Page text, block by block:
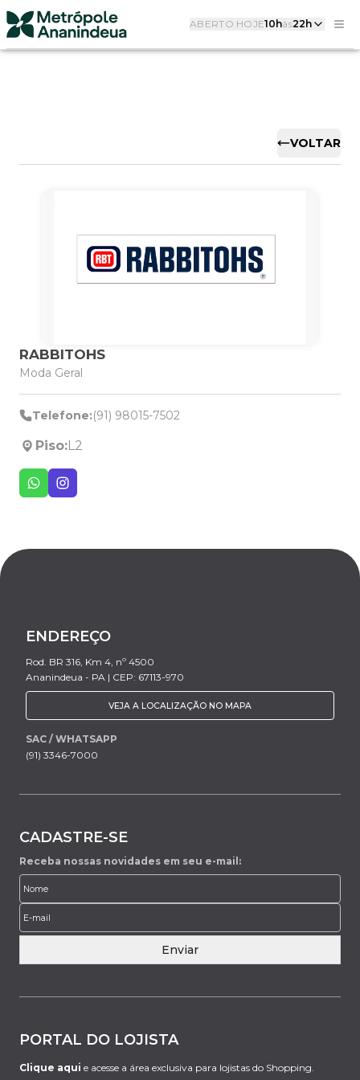
ABERTO HOJE10hàs22h
VOLTAR
RABBITOHS
Moda Geral
Telefone:(91) 98015-7502
Piso:L2
ENDEREÇO
Rod. BR 316, Km 4, nº 4500
Ananindeua - PA | CEP: 67113-970
VEJA A LOCALIZAÇÃO NO MAPA
SAC / WHATSAPP
(91) 3346-7000
CADASTRE-SE
Receba nossas novidades em seu e-mail:
Enviar
PORTAL DO LOJISTA
Clique aqui e acesse a área exclusiva para lojistas do Shopping.